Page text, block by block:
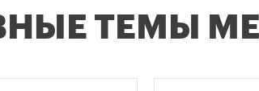
ТЕМЫ